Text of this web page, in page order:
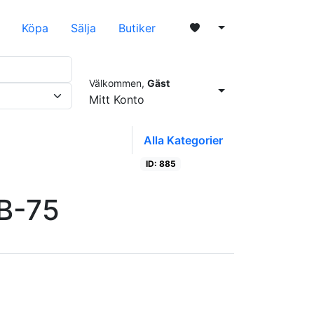
Köpa Sälja Butiker
Välkommen, Gäst
Mitt Konto
Alla Kategorier
ID: 885
75